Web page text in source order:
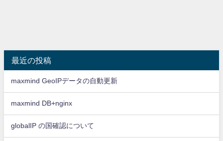
最近の投稿
maxmind GeoIPデータの自動更新
maxmind DB+nginx
globalIP の国確認について